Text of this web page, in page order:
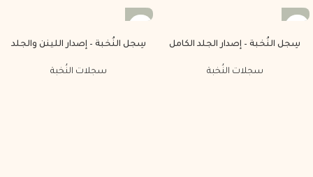
سِجل النُخبة – إصدار الجلد الكامل
سجلات النُخبة
سِجل النُخبة – إصدار اللينن والجلد
سجلات النُخبة